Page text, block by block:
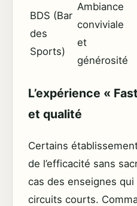
BDS (Bar
des
Sports)
Ambiance
conviviale
et
générosité
L’expérience «
et qualité
Certains
de l’efficacité sans
cas des enseignes
circuits courts.